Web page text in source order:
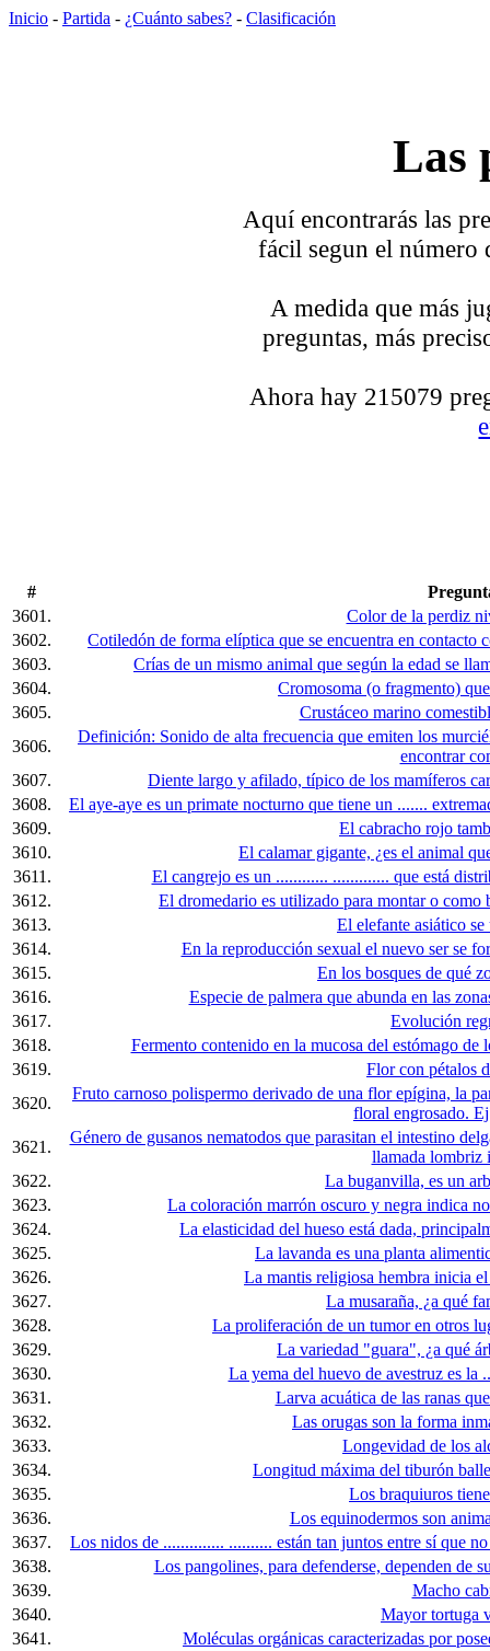
Inicio - Partida - ¿Cuánto sabes? - Clasificación
Las
Aquí encontrarás las
fácil segun el número
A medida que más
preguntas, más
Ahora hay 215079
#
3601.
Color de la perdiz
3602.
Cotiledón de forma elíptica que se encuentra en contacto
3603.
Crías de un mismo animal que según la edad se
3604.
Cromosoma (o fragmento)
3605.
Crustáceo marino
3606.
Definición: Sonido de alta frecuencia que emiten los
encontrar
3607.
Diente largo y afilado, típico de los mamíferos
3608.
El aye-aye es un primate nocturno que tiene un .......
3609.
El cabracho rojo
3610.
El calamar gigante, ¿es el animal
3611.
El cangrejo es un ............ ............. que está
3612.
El dromedario es utilizado para montar o
3613.
El elefante asiático
3614.
En la reproducción sexual el nuevo ser se
3615.
En los bosques de qué
3616.
Especie de palmera que abunda en las
3617.
Evolución
3618.
Fermento contenido en la mucosa del estómago
3619.
Flor con pétalos
3620.
Fruto carnoso polispermo derivado de una flor epígina, la
floral engrosado.
3621.
Género de gusanos nematodos que parasitan el intestino
llamada lombriz
3622.
La buganvilla, es un
3623.
La coloración marrón oscuro y negra indica
3624.
La elasticidad del hueso está dada,
3625.
La lavanda es una planta
3626.
La mantis religiosa hembra inicia
3627.
La musaraña, ¿a qué
3628.
La proliferación de un tumor en otros
3629.
La variedad "guara", ¿a qué
3630.
La yema del huevo de avestruz es la
3631.
Larva acuática de las ranas
3632.
Las orugas son la forma
3633.
Longevidad de los
3634.
Longitud máxima del tiburón
3635.
Los braquiuros
3636.
Los equinodermos son
3637.
Los nidos de .............. .......... están tan juntos entre sí que
3638.
Los pangolines, para defenderse, dependen de
3639.
Macho
3640.
Mayor tortuga
3641.
Moléculas orgánicas caracterizadas por